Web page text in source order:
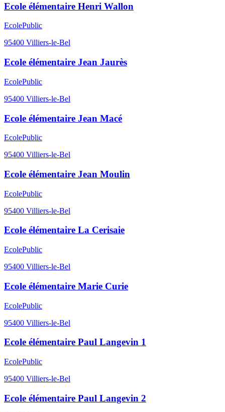
Ecole élémentaire Henri Wallon
EcolePublic
95400 Villiers-le-Bel
Ecole élémentaire Jean Jaurès
EcolePublic
95400 Villiers-le-Bel
Ecole élémentaire Jean Macé
EcolePublic
95400 Villiers-le-Bel
Ecole élémentaire Jean Moulin
EcolePublic
95400 Villiers-le-Bel
Ecole élémentaire La Cerisaie
EcolePublic
95400 Villiers-le-Bel
Ecole élémentaire Marie Curie
EcolePublic
95400 Villiers-le-Bel
Ecole élémentaire Paul Langevin 1
EcolePublic
95400 Villiers-le-Bel
Ecole élémentaire Paul Langevin 2